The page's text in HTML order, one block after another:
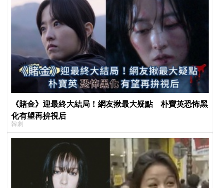
《賭金》迎最終大結局！網友揪最大疑點 朴寶英恐怖黑
化有望再拚視后
韓劇